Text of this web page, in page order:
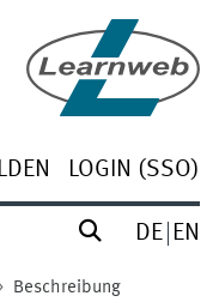
LOGIN (SSO)
DE EN
Beschreibung